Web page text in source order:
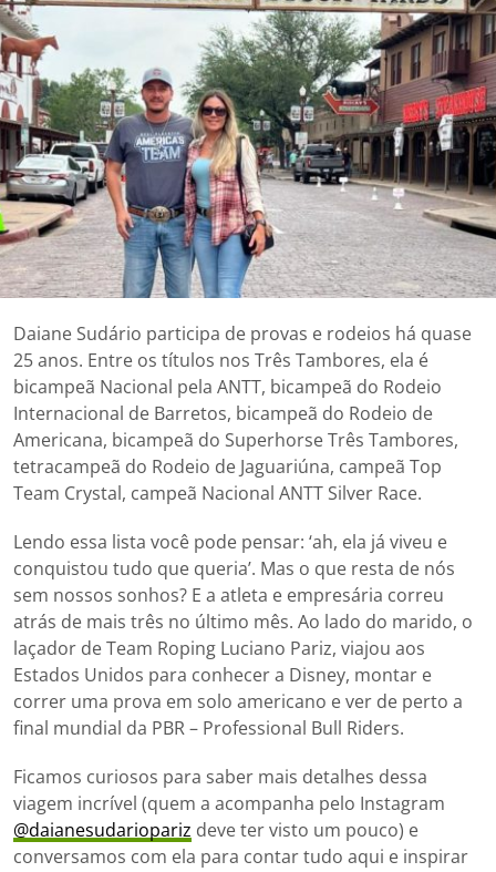
Daiane Sudário participa de provas e rodeios há quase
25 anos. Entre os títulos nos Três Tambores, ela é
bicampeã Nacional pela ANTT, bicampeã do Rodeio
Internacional de Barretos, bicampeã do Rodeio de
Americana, bicampeã do Superhorse Três Tambores,
tetracampeã do Rodeio de Jaguariúna, campeã Top
Team Crystal, campeã Nacional ANTT Silver Race.
Lendo essa lista você pode pensar: ‘ah, ela já viveu e
conquistou tudo que queria’. Mas o que resta de nós
sem nossos sonhos? E a atleta e empresária correu
atrás de mais três no último mês. Ao lado do marido, o
laçador de Team Roping Luciano Pariz, viajou aos
Estados Unidos para conhecer a Disney, montar e
correr uma prova em solo americano e ver de perto a
final mundial da PBR – Professional Bull Riders.
Ficamos curiosos para saber mais detalhes dessa
viagem incrível (quem a acompanha pelo Instagram
@daianesudariopariz deve ter visto um pouco) e
conversamos com ela para contar tudo aqui e inspirar